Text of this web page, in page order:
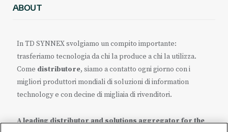
ABOUT
In TD SYNNEX svolgiamo un compito importante:
trasferiamo tecnologia da chi la produce a chi la utilizza.
Come distributore, siamo a contatto ogni giorno con i
migliori produttori mondiali di soluzioni di information
technology e con decine di migliaia di rivenditori.
A leading distributor and solutions aggregator for the